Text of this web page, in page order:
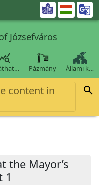

Józsefváros
Pázmány Állami k…
content in

the Mayor’s
1